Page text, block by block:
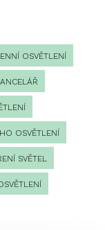
OSVĚTLENÍ
OSVĚTLENÍ
SVĚTEL